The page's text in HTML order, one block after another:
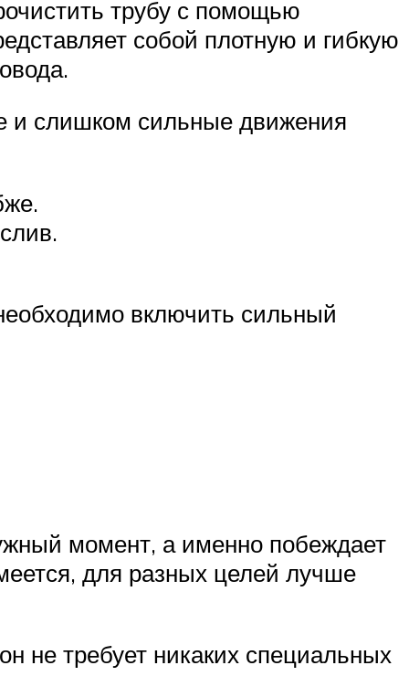
трубу с помощью
собой плотную и гибкую
и слишком сильные движения
включить сильный
момент, а именно побеждает
для разных целей лучше
не требует никаких специальных